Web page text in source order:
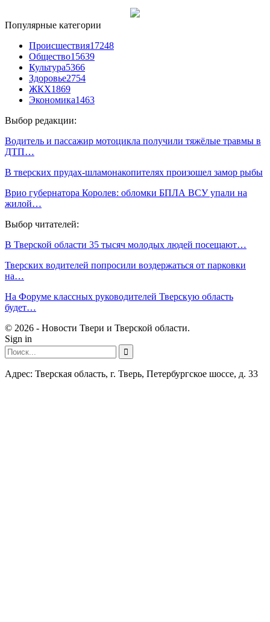
Популярные категории
Происшествия17248
Общество15639
Культура5366
Здоровье2754
ЖКХ1869
Экономика1463
Выбор редакции:
Водитель и пассажир мотоцикла получили тяжёлые травмы в
ДТП…
В тверских прудах-шламонакопителях произошел замор рыбы
Врио губернатора Королев: обломки БПЛА ВСУ упали на
жилой…
Выбор читателей:
В Тверской области 35 тысяч молодых людей посещают…
Тверских водителей попросили воздержаться от парковки
на…
На Форуме классных руководителей Тверскую область
будет…
© 2026 - Новости Твери и Тверской области.
Sign in
Адрес: Тверская область, г. Тверь, Петербургское шоссе, д. 33